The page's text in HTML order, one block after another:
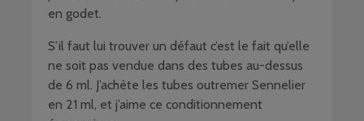
en godet.
S’il faut lui trouver un défaut c’est le fait qu’elle
ne soit pas vendue dans des tubes au-dessus
de 6 ml. J’achète les tubes outremer Sennelier
en 21 ml, et j’aime ce conditionnement